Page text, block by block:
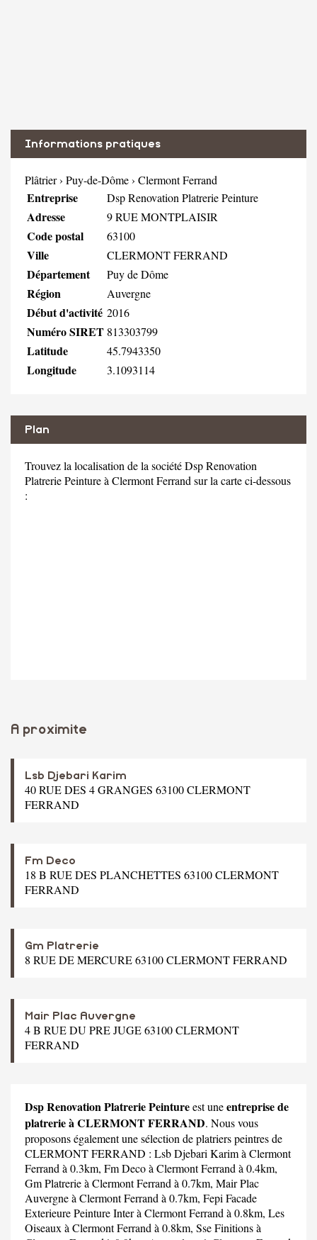
Informations pratiques
Plâtrier› Puy-de-Dôme› Clermont Ferrand
Entreprise Dsp Renovation Platrerie Peinture
Adresse 9 RUE MONTPLAISIR
Code postal 63100
Ville CLERMONT FERRAND
Département Puy de Dôme
Région Auvergne
Début d'activité 2016
Numéro SIRET 813303799
Latitude 45.7943350
Longitude 3.1093114
Plan
Trouvez la localisation de la société Dsp Renovation
Platrerie Peinture à Clermont Ferrand sur la carte ci-dessous
:
A proximite
Lsb Djebari Karim
40 RUE DES 4 GRANGES 63100 CLERMONT
FERRAND
Fm Deco
18 B RUE DES PLANCHETTES 63100 CLERMONT
FERRAND
Gm Platrerie
8 RUE DE MERCURE 63100 CLERMONT FERRAND
Mair Plac Auvergne
4 B RUE DU PRE JUGE 63100 CLERMONT
FERRAND
Dsp Renovation Platrerie Peintureest uneentreprise de
platrerie à CLERMONT FERRAND. Nous vous
proposons également une sélection de platriers peintres de
CLERMONT FERRAND : Lsb Djebari Karimà Clermont
Ferrand à 0.3km, Fm Decoà Clermont Ferrand à 0.4km,
Gm Platrerieà Clermont Ferrand à 0.7km, Mair Plac
Auvergneà Clermont Ferrand à 0.7km, Fepi Facade
Exterieure Peinture Interà Clermont Ferrand à 0.8km, Les
Oiseaux à Clermont Ferrand à 0.8km, Sse Finitionsà